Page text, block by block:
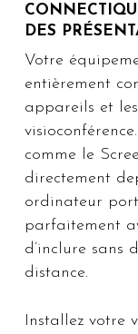
DES
Votre
entièrement
appareils et
comme le
directement
ordinateur
parfaitement
d’inclure sans
distance.
Installez votre